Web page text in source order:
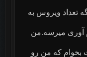
تعداد ویروس به
میرسه.من
بخوام که من رو